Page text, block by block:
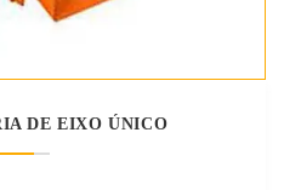
DE EIXO ÚNICO